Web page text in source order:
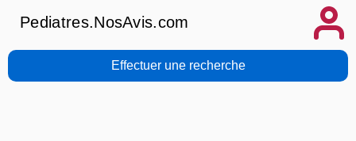
Pediatres.NosAvis.com
Effectuer une recherche